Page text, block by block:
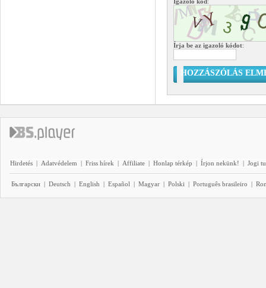
Írja be az igazoló kódot:
HOZZÁSZÓLÁS
Hirdetés | Adatvédelem | Friss hírek | Affiliate | Honlap térkép | Írjon nekünk! | Jogi
Български | Deutsch | English | Español | Magyar | Polski | Português brasileiro |